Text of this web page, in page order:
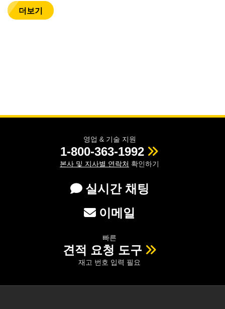
더보기
영업 & 기술 지원
1-800-363-1992
본사 및 지사별 연락처 확인하기
실시간 채팅
이메일
빠른
견적 요청 도구
재고 번호 입력 필요